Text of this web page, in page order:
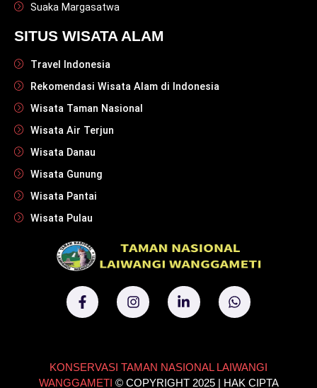
Suaka Margasatwa
SITUS WISATA ALAM
Travel Indonesia
Rekomendasi Wisata Alam di Indonesia
Wisata Taman Nasional
Wisata Air Terjun
Wisata Danau
Wisata Gunung
Wisata Pantai
Wisata Pulau
KONSERVASI TAMAN NASIONAL LAIWANGI
WANGGAMETI © COPYRIGHT 2025 | HAK CIPTA